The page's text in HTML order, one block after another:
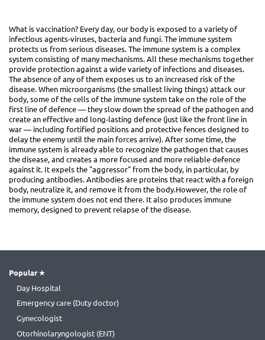
What is vaccination? Every day, our body is exposed to a variety of
infectious agents-viruses, bacteria and fungi. The immune system
protects us from serious diseases. The immune system is a complex
system consisting of many mechanisms. All these mechanisms together
provide protection against a wide variety of infections and diseases.
The absence of any of them exposes us to an increased risk of the
disease. When microorganisms (the smallest living things) attack our
body, some of the cells of the immune system take on the role of the
first line of defence — they slow down the spread of the pathogen and
create an effective and long-lasting defence (just like the front line in
war — including fortified positions and protective fences designed to
delay the enemy until the main forces arrive). After some time, the
immune system is already able to recognize the pathogen that causes
the disease, and creates a more focused and more reliable defence
against it. It expels the "aggressor" from the body, in particular, by
producing antibodies. Antibodies are proteins that react with a foreign
body, neutralize it, and remove it from the body.However, the role of
the immune system does not end there. It also produces immune
memory, designed to prevent relapse of the disease.
Popular
Day Hospital
Emergency care (Duty doctor)
Gynecologist
Otorhinolaryngologist (ENT)